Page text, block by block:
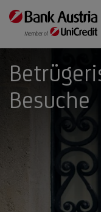
Besuche